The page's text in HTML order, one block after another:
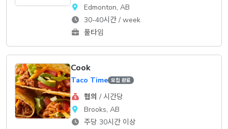
Edmonton, AB
30-40시간 / week
풀타임
Cook
Taco Time 모집 완료
협의 / 시간당
Brooks, AB
주당 30시간 이상